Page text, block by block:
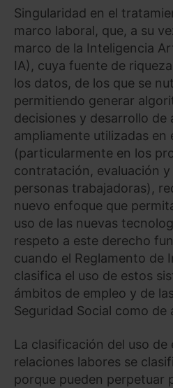
Singularidad en el
marco laboral, que, a su
marco de la Inteligencia
IA), cuya fuente de
los datos, de los que se
permitiendo generar
decisiones y desarrollo de
ampliamente utilizadas en
(particularmente en los
contratación, evaluación
personas trabajadoras),
nuevo enfoque que
uso de las nuevas
respeto a este derecho
cuando el Reglamento de
clasifica el uso de estos
ámbitos de empleo y de
Seguridad Social como
La clasificación del uso de
relaciones labores se
porque pueden perpetuar